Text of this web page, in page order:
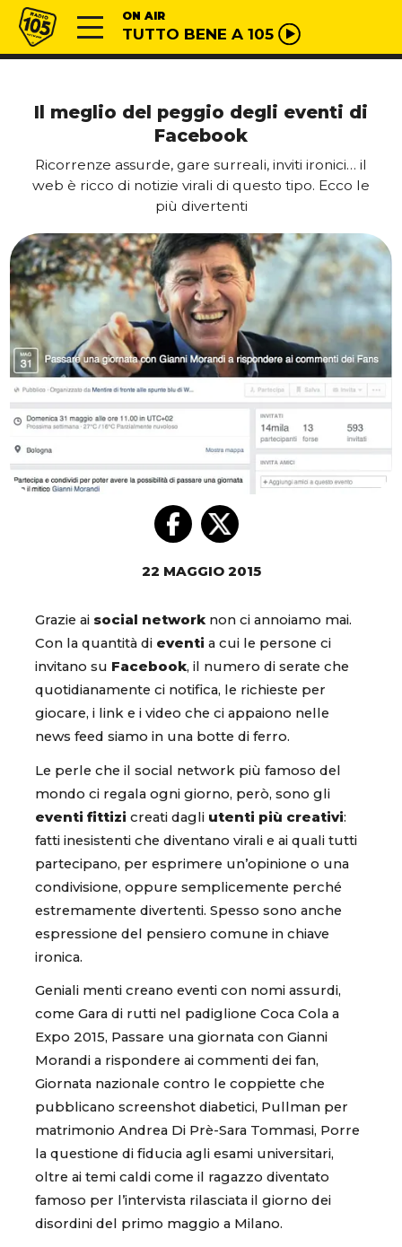
Vai al contenuto
Radio 105 ON AIR
TUTTO BENE A 105
Il meglio del peggio degli eventi di
Facebook
Ricorrenze assurde, gare surreali, inviti ironici… il
web è ricco di notizie virali di questo tipo. Ecco le
più divertenti
22 MAGGIO 2015
Grazie ai social networknon ci annoiamo mai.
Con la quantità di eventi a cui le persone ci
invitano su Facebook, il numero di serate che
quotidianamente ci notifica, le richieste per
giocare, i link e i video che ci appaiono nelle
news feed siamo in una botte di ferro.
Le perle che il social network più famoso del
mondo ci regala ogni giorno, però, sono gli
eventi fittizi creati dagli utenti più creativi:
fatti inesistenti che diventano virali e ai quali tutti
partecipano, per esprimere un’opinione o una
condivisione, oppure semplicemente perché
estremamente divertenti. Spesso sono anche
espressione del pensiero comune in chiave
ironica.
Geniali menti creano eventi con nomi assurdi,
come Gara di rutti nel padiglione Coca Cola a
Expo 2015, Passare una giornata con Gianni
Morandi a rispondere ai commenti dei fan,
Giornata nazionale contro le coppiette che
pubblicano screenshot diabetici, Pullman per
matrimonio Andrea Di Prè-Sara Tommasi, Porre
la questione di fiducia agli esami universitari,
oltre ai temi caldi come il ragazzo diventato
famoso per l’intervista rilasciata il giorno dei
disordini del primo maggio a Milano.